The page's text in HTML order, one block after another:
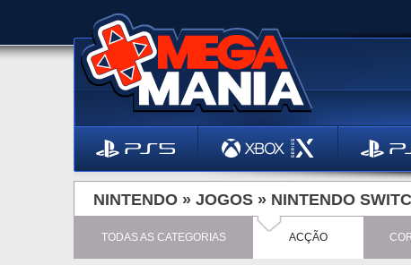
NINTENDO » JOGOS » NINTENDO
TODAS AS CATEGORIAS ACÇÃO